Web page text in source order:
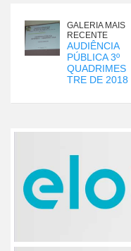
GALERIA MAIS
RECENTE
AUDIÊNCIA
PÚBLICA 3º
QUADRIMES
TRE DE 2018